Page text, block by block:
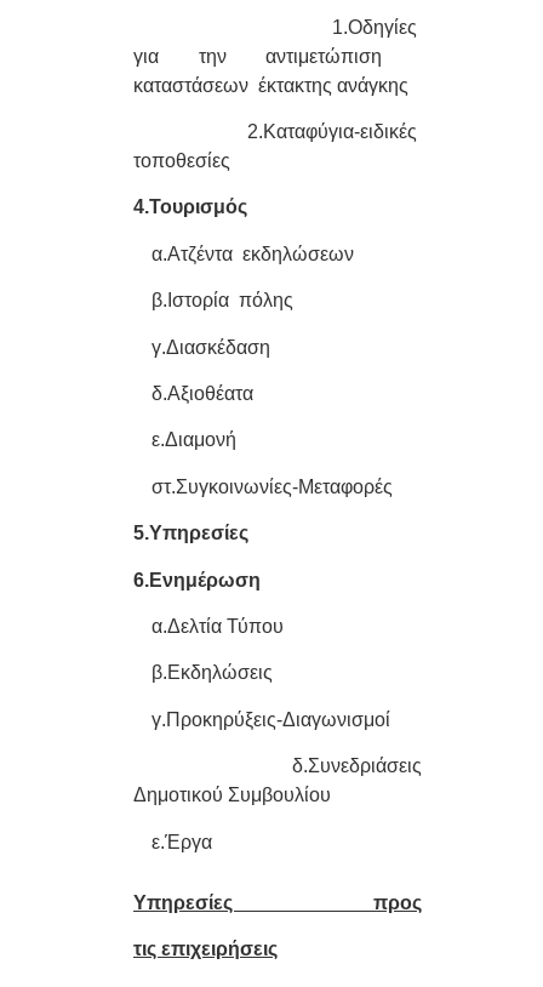
1.Οδηγίες
για την αντιμετώπιση
καταστάσεων έκτακτης ανάγκης
2.Καταφύγια-ειδικές
τοποθεσίες
4.Τουρισμός
α.Ατζέντα εκδηλώσεων
β.Ιστορία πόλης
γ.Διασκέδαση
δ.Αξιοθέατα
ε.Διαμονή
στ.Συγκοινωνίες-Μεταφορές
5.Υπηρεσίες
6.Ενημέρωση
α.Δελτία Τύπου
β.Εκδηλώσεις
γ.Προκηρύξεις-Διαγωνισμοί
δ.Συνεδριάσεις
Δημοτικού Συμβουλίου
ε.Έργα
Υπηρεσίες προς
τις επιχειρήσεις